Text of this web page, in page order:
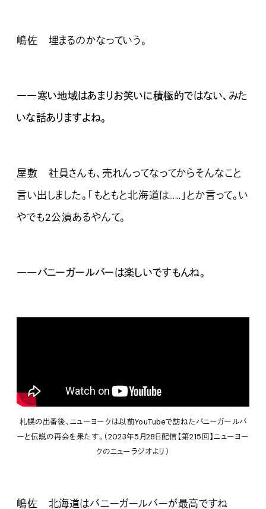
嶋佐 埋まるのかなっていう。
――寒い地域はあまりお笑いに積極的ではない、みた
いな話ありますよね。
屋敷 社員さんも、売れんってなってからそんなこと
言い出しました。「もともと北海道は……」とか言って。い
やでも2公演あるやんて。
――バニーガールバーは楽しいですもんね。
札幌の出番後、ニューヨークは以前YouTubeで訪ねたバニーガールバ
ーと伝説の再会を果たす。（2023年5月28日配信【第215回】ニューヨー
クのニューラジオより）
嶋佐 北海道はバニーガールバーが最高ですね